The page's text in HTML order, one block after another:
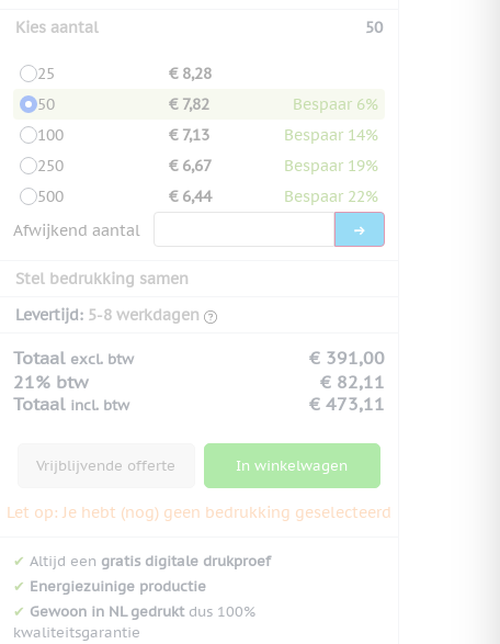
Kies aantal 50
25
€ 8,28
50
€ 7,82
Bespaar 6%
100
€ 7,13
Bespaar 14%
250
€ 6,67
Bespaar 19%
500
€ 6,44
Bespaar 22%
Afwijkend aantal
Stel bedrukking samen
Levertijd: 5-8 werkdagen
Totaal excl. btw
€ 391,00
21% btw
€ 82,11
Totaal incl. btw € 473,11
Vrijblijvende offerte In winkelwagen
Let op: Je hebt (nog) geen bedrukking geselecteerd
✔ Altijd een gratis digitale drukproef
✔ Energiezuinige productie
✔ Gewoon in NL gedruktdus 100%
kwaliteitsgarantie